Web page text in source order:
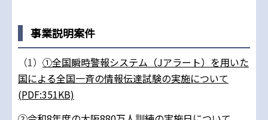
事業説明案件
（1） ①全国瞬時警報システム（Jアラート）を用いた
国による全国一斉の情報伝達試験の実施について
(PDF:351KB)